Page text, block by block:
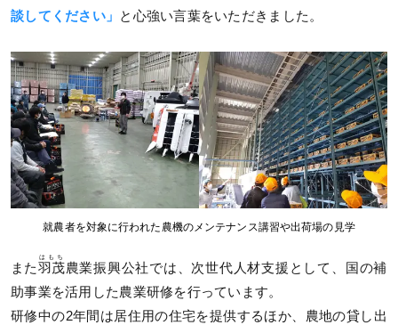
談してください」
と心強い言葉をいただきました。
就農者を対象に行われた農機のメンテナンス講習や出荷場の見学
また羽茂
はもち
農業振興公社では、次世代人材支援として、国の補
助事業を活用した農業研修を行っています。
研修中の2年間は居住用の住宅を提供するほか、農地の貸し出